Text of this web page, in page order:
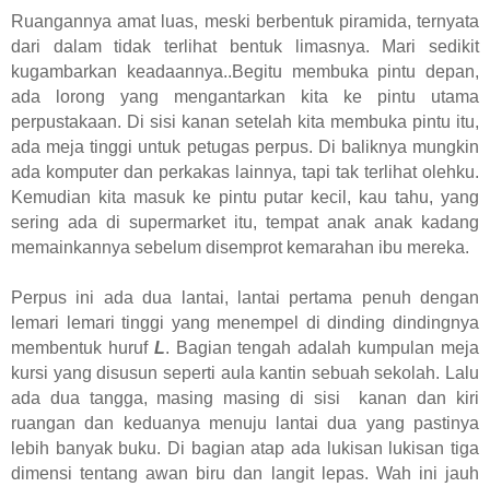
Ruangannya amat luas, meski berbentuk piramida, ternyata
dari dalam tidak terlihat bentuk limasnya. Mari sedikit
kugambarkan keadaannya..Begitu membuka pintu depan,
ada lorong yang mengantarkan kita ke pintu utama
perpustakaan. Di sisi kanan setelah kita membuka pintu itu,
ada meja tinggi untuk petugas perpus. Di baliknya mungkin
ada komputer dan perkakas lainnya, tapi tak terlihat olehku.
Kemudian kita masuk ke pintu putar kecil, kau tahu, yang
sering ada di supermarket itu, tempat anak anak kadang
memainkannya sebelum disemprot kemarahan ibu mereka.
Perpus ini ada dua lantai, lantai pertama penuh dengan
lemari lemari tinggi yang menempel di dinding dindingnya
membentuk huruf L. Bagian tengah adalah kumpulan meja
kursi yang disusun seperti aula kantin sebuah sekolah. Lalu
ada dua tangga, masing masing di sisi kanan dan kiri
ruangan dan keduanya menuju lantai dua yang pastinya
lebih banyak buku. Di bagian atap ada lukisan lukisan tiga
dimensi tentang awan biru dan langit lepas. Wah ini jauh